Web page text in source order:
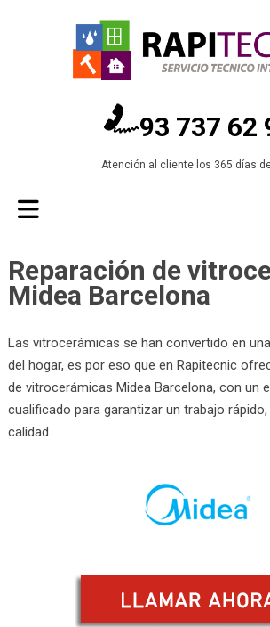
93 737 62
Atención al cliente los 365 días
Reparación de
Midea Barcelona
Las vitrocerámicas se han convertido en
del hogar, es por eso que en Rapitecnic
de vitrocerámicas Midea Barcelona, con un
cualificado para garantizar un trabajo
calidad.